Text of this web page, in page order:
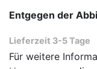
Entgegen der
Lieferzeit 3-5 Tage
Für weitere